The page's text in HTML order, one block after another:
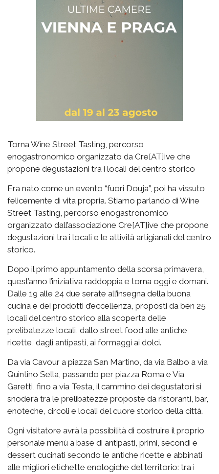
Torna Wine Street Tasting, percorso
enogastronomico organizzato da Cre[AT]ive che
propone degustazioni tra i locali del centro storico
Era nato come un evento “fuori Douja”, poi ha vissuto
felicemente di vita propria. Stiamo parlando di Wine
Street Tasting, percorso enogastronomico
organizzato dall’associazione Cre[AT]ive che propone
degustazioni tra i locali e le attività artigianali del centro
storico.
Dopo il primo appuntamento della scorsa primavera,
quest’anno l’iniziativa raddoppia e torna oggi e domani.
Dalle 19 alle 24 due serate all’insegna della buona
cucina e dei prodotti d’eccellenza, proposti da ben 25
locali del centro storico alla scoperta delle
prelibatezze locali, dallo street food alle antiche
ricette, dagli antipasti, ai formaggi ai dolci.
Da via Cavour a piazza San Martino, da via Balbo a via
Quintino Sella, passando per piazza Roma e Via
Garetti, fino a via Testa, il cammino dei degustatori si
snoderà tra le prelibatezze proposte da ristoranti, bar,
enoteche, circoli e locali del cuore storico della città.
Ogni visitatore avrà la possibilità di costruire il proprio
personale menù a base di antipasti, primi, secondi e
dessert cucinati secondo le antiche ricette e abbinati
alle migliori etichette enologiche del territorio: tra i